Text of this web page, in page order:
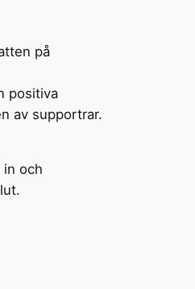
på
positiva
av supportrar.
in och